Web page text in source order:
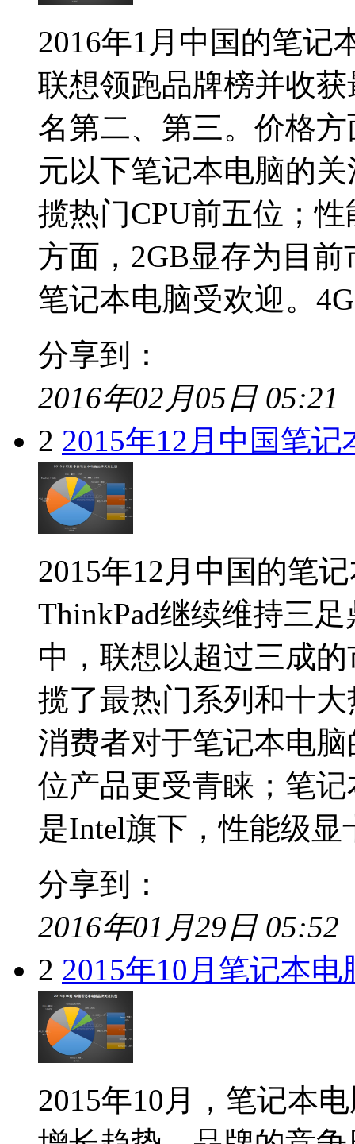
2016年1月中国的笔记
联想领跑品牌榜并收
名第二、第三。价格
元以下笔记本电脑的
揽热门CPU前五位；
方面，2GB显存为目
笔记本电脑受欢迎。
分享到：
2016年02月05日 05:21
2 2015年12月中国笔
2015年12月中国的笔
ThinkPad继续维持三
中，联想以超过三成
揽了最热门系列和十
消费者对于笔记本电
位产品更受青睐；笔
是Intel旗下，性能级显
分享到：
2016年01月29日 05:52
2 2015年10月笔记本
2015年10月，笔记本